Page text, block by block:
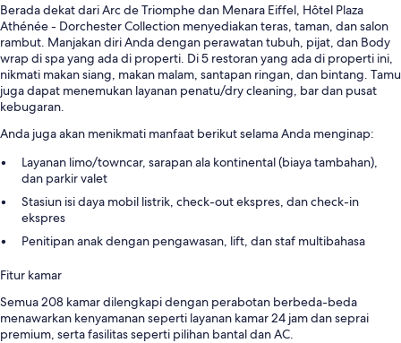
Berada dekat dari Arc de Triomphe dan Menara Eiffel, Hôtel Plaza
Athénée - Dorchester Collection menyediakan teras, taman, dan salon
rambut. Manjakan diri Anda dengan perawatan tubuh, pijat, dan Body
wrap di spa yang ada di properti. Di 5 restoran yang ada di properti ini,
nikmati makan siang, makan malam, santapan ringan, dan bintang. Tamu
juga dapat menemukan layanan penatu/dry cleaning, bar dan pusat
kebugaran.
Anda juga akan menikmati manfaat berikut selama Anda menginap:
Layanan limo/towncar, sarapan ala kontinental (biaya tambahan),
dan parkir valet
Stasiun isi daya mobil listrik, check-out ekspres, dan check-in
ekspres
Penitipan anak dengan pengawasan, lift, dan staf multibahasa
Fitur kamar
Semua 208 kamar dilengkapi dengan perabotan berbeda-beda
menawarkan kenyamanan seperti layanan kamar 24 jam dan seprai
premium, serta fasilitas seperti pilihan bantal dan AC.